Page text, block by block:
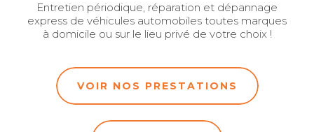
Entretien périodique, réparation et dépannage
express de véhicules automobiles toutes marques
à domicile ou sur le lieu privé de votre choix !
VOIR NOS PRESTATIONS